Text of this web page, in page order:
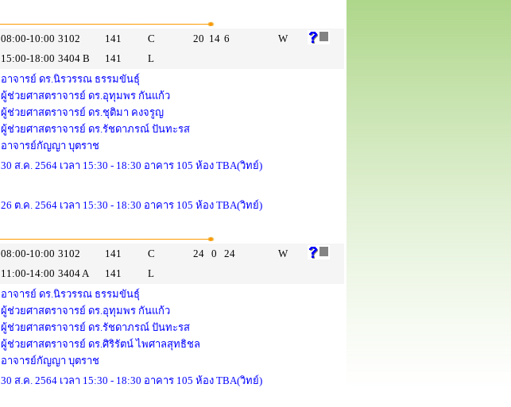
08:00-10:00 3102 141 C 20 14 6
W
15:00-18:00 3404 B 141
L
อาจารย์ ดร.นิรวรรณ ธรรมขันธุ์
ผู้ช่วยศาสตราจารย์ ดร.อุทุมพร กันแก้ว
ผู้ช่วยศาสตราจารย์ ดร.ชุติมา คงจรูญ
ผู้ช่วยศาสตราจารย์ ดร.รัชดาภรณ์ ปันทะรส
อาจารย์กัญญา บุตราช
30 ส.ค. 2564 เวลา 15:30 - 18:30 อาคาร 105 ห้อง TBA(วิทย์)
26 ต.ค. 2564 เวลา 15:30 - 18:30 อาคาร 105 ห้อง TBA(วิทย์)
08:00-10:00 3102 141 C 24 0 24
W
11:00-14:00 3404 A 141
L
อาจารย์ ดร.นิรวรรณ ธรรมขันธุ์
ผู้ช่วยศาสตราจารย์ ดร.อุทุมพร กันแก้ว
ผู้ช่วยศาสตราจารย์ ดร.รัชดาภรณ์ ปันทะรส
ผู้ช่วยศาสตราจารย์ ดร.ศิริรัตน์ ไพศาลสุทธิชล
อาจารย์กัญญา บุตราช
30 ส.ค. 2564 เวลา 15:30 - 18:30 อาคาร 105 ห้อง TBA(วิทย์)